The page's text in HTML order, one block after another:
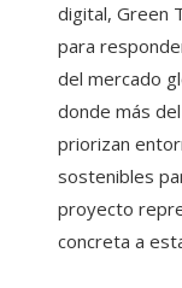
digital, Green
para
del mercado
donde más
priorizan
sostenibles
proyecto
concreta a